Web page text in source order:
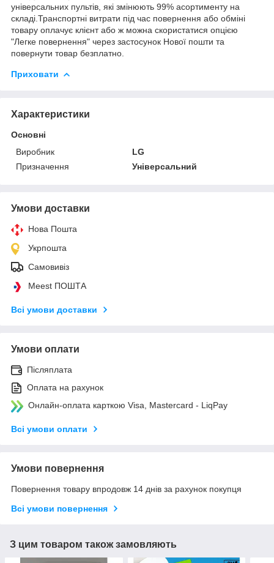
універсальних пультів, які змінюють 99% асортименту на
складі.Транспортні витрати під час повернення або обміні
товару оплачує клієнт або ж можна скористатися опцією
"Легке повернення" через застосунок Нової пошти та
повернути товар безплатно.
Приховати
Характеристики
Основні
Виробник
LG
Призначення
Універсальний
Умови доставки
Нова Пошта
Укрпошта
Самовивіз
Meest ПОШТА
Всі умови доставки
Умови оплати
Післяплата
Оплата на рахунок
Онлайн-оплата карткою Visa, Mastercard - LiqPay
Всі умови оплати
Умови повернення
Повернення товару впродовж 14 днів за рахунок покупця
Всі умови повернення
З цим товаром також замовляють